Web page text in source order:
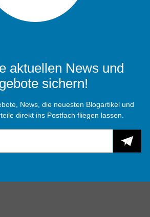
aktuellen News und
sichern!
News, die neuesten Blogartikel und
direkt ins Postfach fliegen lassen.